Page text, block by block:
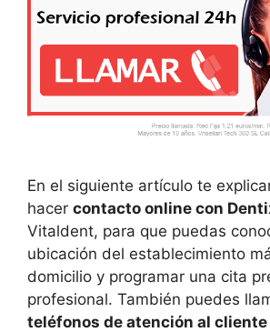
En el siguiente artículo te
hacer contacto online con
Vitaldent, para que puedas
ubicación del establecimiento
domicilio y programar una cita
profesional. También puedes
teléfonos de atención al cliente